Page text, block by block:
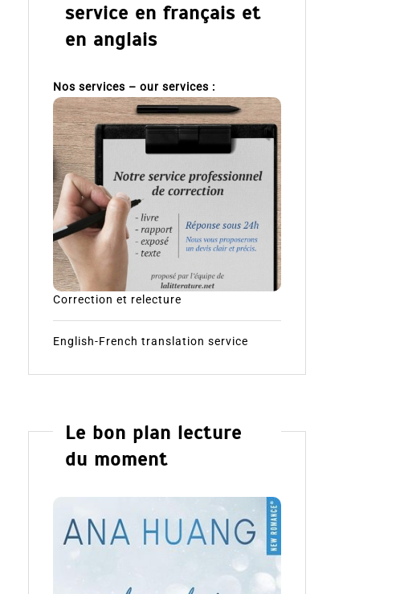
service en français et
en anglais
Nos services – our services :
Correction et relecture
English-French translation service
Le bon plan lecture
du moment